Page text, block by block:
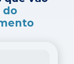
do